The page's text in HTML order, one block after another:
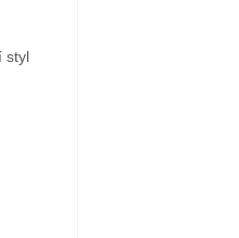
styl